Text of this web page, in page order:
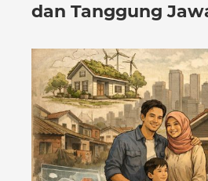
dan Tanggung